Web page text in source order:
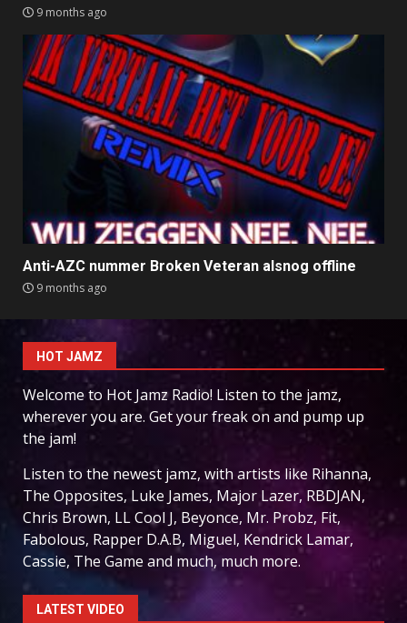
9 months ago
Anti-AZC nummer Broken Veteran alsnog offline
9 months ago
HOT JAMZ
Welcome to Hot Jamz Radio! Listen to the jamz,
wherever you are. Get your freak on and pump up
the jam!
Listen to the newest jamz, with artists like Rihanna,
The Opposites, Luke James, Major Lazer, RBDJAN,
Chris Brown, LL Cool J, Beyonce, Mr. Probz, Fit,
Fabolous, Rapper D.A.B, Miguel, Kendrick Lamar,
Cassie, The Game and much, much more.
LATEST VIDEO